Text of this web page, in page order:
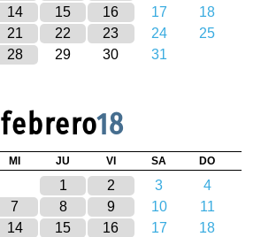
14 15 16 17
18
21 22 23 24
25
28 29 30 31
febrero18
MI JU VI SA DO
1 2 3
4
7 8 9 10
11
14 15 16 17
18